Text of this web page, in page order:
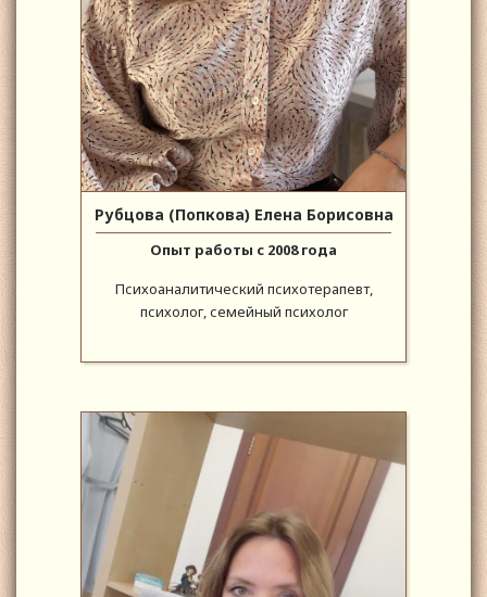
Рубцова (Попкова) Елена Борисовна
Опыт работы с 2008 года
Психоаналитический психотерапевт,
психолог, семейный психолог